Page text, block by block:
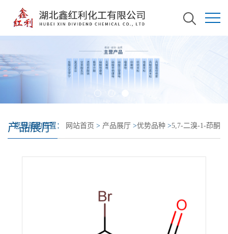
产品展厅
您当前的位置： 网站首页 > 产品展厅 >优势品种 >5,7-二溴-1-茚酮